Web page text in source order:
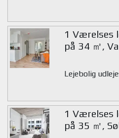
1 Værelses
på 34 ㎡,
Lejebolig
1 Værelses
på 35 ㎡,